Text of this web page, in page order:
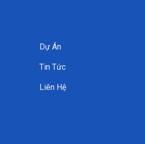
Dự Án
Tin Tức
Liên Hệ